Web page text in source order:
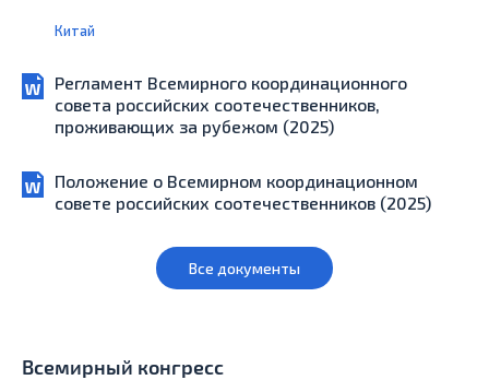
Китай
Регламент Всемирного координационного
совета российских соотечественников,
проживающих за рубежом (2025)
Положение о Всемирном координационном
совете российских соотечественников (2025)
Все документы
Всемирный конгресс